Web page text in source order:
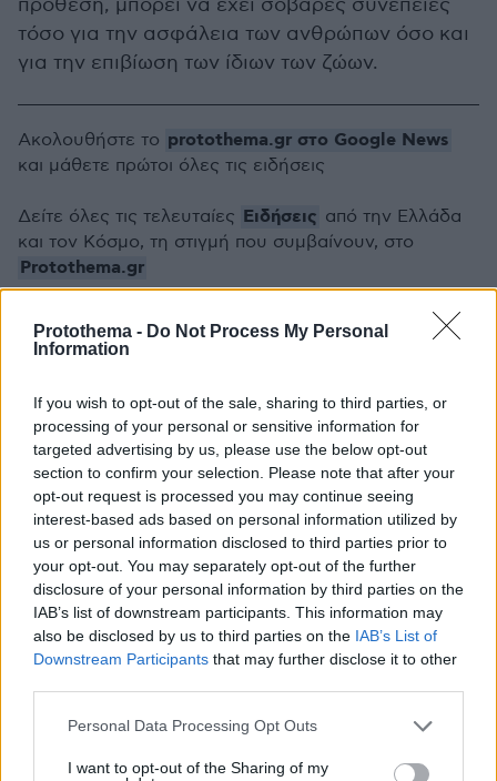
Protothema - Do Not Process My Personal
Information
If you wish to opt-out of the sale, sharing to third parties, or
processing of your personal or sensitive information for
targeted advertising by us, please use the below opt-out
section to confirm your selection. Please note that after your
opt-out request is processed you may continue seeing
interest-based ads based on personal information utilized by
us or personal information disclosed to third parties prior to
your opt-out. You may separately opt-out of the further
disclosure of your personal information by third parties on the
IAB’s list of downstream participants. This information may
also be disclosed by us to third parties on the IAB’s List of
Downstream Participants that may further disclose it to other
Please note that this website/app uses one or more Google
not limited to your visit or usage behaviour. You may click to
Personal Data Processing Opt Outs
I want to opt-out of the Sharing of my
πρόθεση, μπορεί να έχει σοβαρές συνέπειες
τόσο για την ασφάλεια των ανθρώπων όσο και
για την επιβίωση των ίδιων των ζώων.
Σχετικά Άρθρα
Ακολουθήστε το protothema.gr στο Google News
και μάθετε πρώτοι όλες τις ειδήσεις
Δείτε όλες τις τελευταίες Ειδήσεις από την Ελλάδα
και τον Κόσμο, τη στιγμή που συμβαίνουν, στο
Protothema.gr